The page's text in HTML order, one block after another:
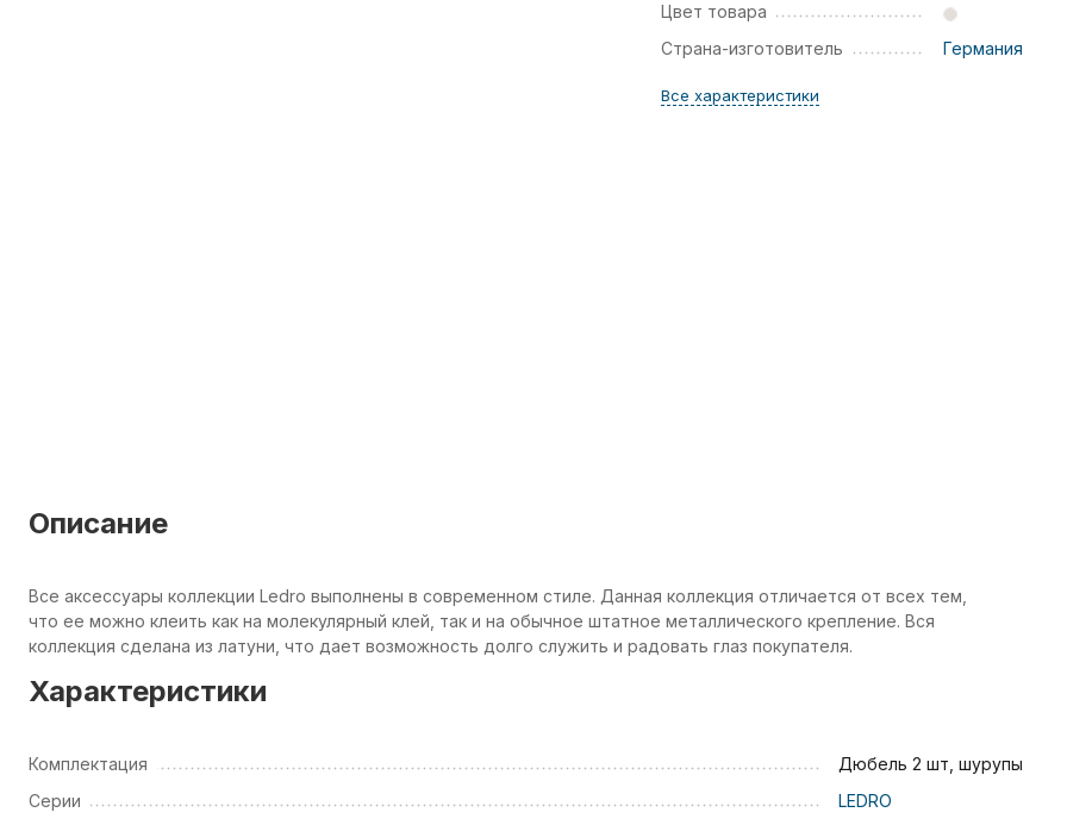
Цвет товара
Страна-изготовитель
Германия
Все характеристики
Описание
Все аксессуары коллекции Ledro выполнены в современном стиле. Данная коллекция отличается от всех тем,
что ее можно клеить как на молекулярный клей, так и на обычное штатное металлического крепление. Вся
коллекция сделана из латуни, что дает возможность долго служить и радовать глаз покупателя.
Характеристики
Комплектация
Дюбель 2 шт, шурупы
Серии
LEDRO